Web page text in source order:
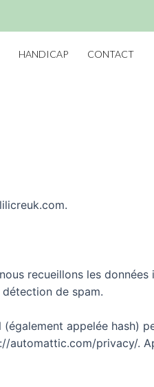
HANDICAP CONTACT
recueillons les
de spam.
appelée hash)
privacy/.